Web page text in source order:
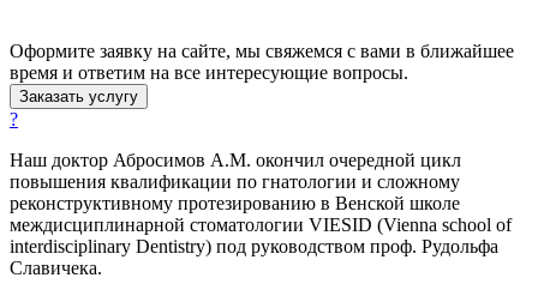
Оформите заявку на сайте, мы свяжемся с вами в ближайшее
время и ответим на все интересующие вопросы.
Заказать услугу
?
Наш доктор Абросимов А.М. окончил очередной цикл
повышения квалификации по гнатологии и сложному
реконструктивному протезированию в Венской школе
междисциплинарной стоматологии VIESID (Vienna school of
interdisciplinary Dentistry) под руководством проф. Рудольфа
Славичека.